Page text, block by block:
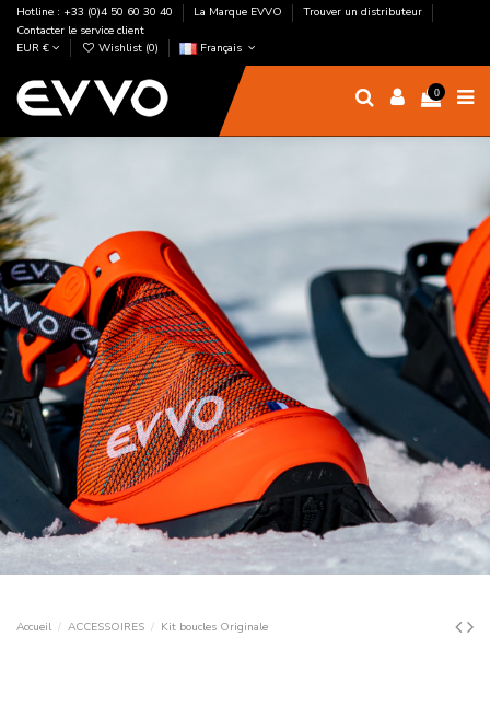
Hotline : +33 (0)4 50 60 30 40 La Marque EVVO
Trouver un distributeur
Contacter le service client
EUR €
Wishlist (0) Français
0
Accueil ACCESSOIRES Kit boucles Originale